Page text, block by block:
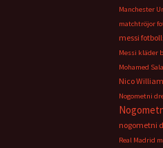
Manchester
matchtröjor
messi
Messi kläder
Mohamed
Nico
Nogometni
nogometni
Real Madrid